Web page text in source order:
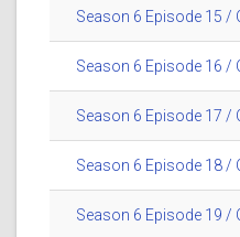
Season 6 Episode 15 /
Season 6 Episode 16 /
Season 6 Episode 17 /
Season 6 Episode 18 /
Season 6 Episode 19 /